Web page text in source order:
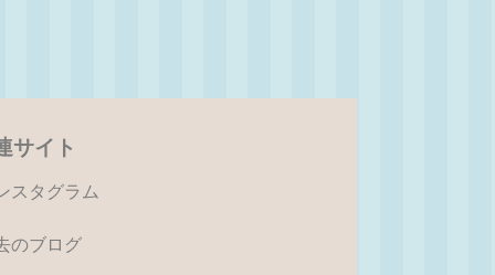
サイト
スタグラム
のブログ